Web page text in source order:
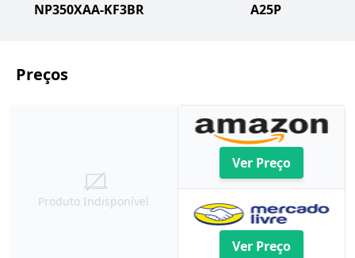
NP350XAA-KF3BR
A25P
Preços
Produto Indisponível
Ver Preço
Ver Preço